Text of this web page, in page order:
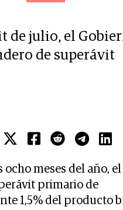
de julio, el
de superávit
meses del año, el
primario de
1,5% del producto